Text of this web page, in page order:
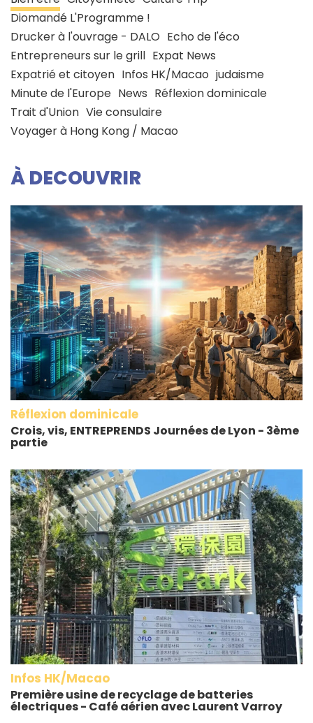
Diomandé L'Programme !
Drucker à l'ouvrage - DALO Echo de l'éco
Entrepreneurs sur le grill Expat News
Expatrié et citoyen Infos HK/Macao judaisme
Minute de l'Europe News Réflexion dominicale
Trait d'Union Vie consulaire
Voyager à Hong Kong / Macao
À DECOUVRIR
Réflexion dominicale
Crois, vis, ENTREPRENDS Journées de Lyon - 3ème
partie
Infos HK/Macao
Première usine de recyclage de batteries
électriques - Café aérien avec Laurent Varroy